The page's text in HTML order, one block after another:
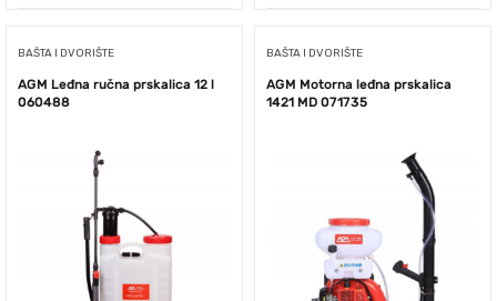
BAŠTA I DVORIŠTE
AGM Leđna ručna prskalica 12 l
060488
BAŠTA I DVORIŠTE
AGM Motorna leđna prskalica
1421 MD 071735